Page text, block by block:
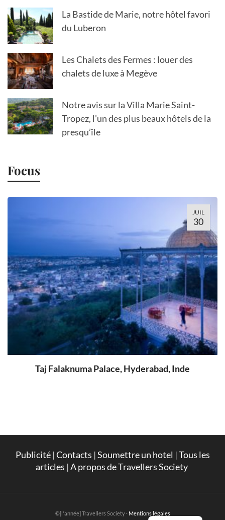
La Bastide de Marie, notre hôtel favori
du Luberon
Les Chalets des Fermes : louer des
chalets de luxe à Megève
Notre avis sur la Villa Marie Saint-
Tropez, l’un des plus beaux hôtels de la
presqu’île
Focus
JUIL
30
Taj Falaknuma Palace, Hyderabad, Inde
Publicité|Contacts |Soumettre un hotel |Tous les
articles |A propos de Travellers Society
©[l'année] Travellers Society · Mentions légalesEnglish